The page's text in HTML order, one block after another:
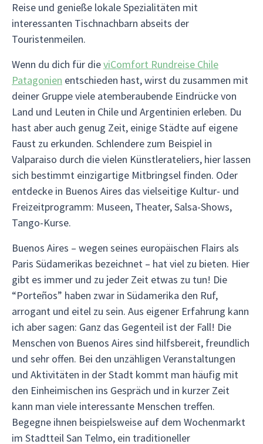
Reise und genieße lokale Spezialitäten mit
interessanten Tischnachbarn abseits der
Touristenmeilen.
Wenn du dich für dieviComfort Rundreise Chile
Patagonien entschieden hast, wirst du zusammen mit
deiner Gruppe viele atemberaubende Eindrücke von
Land und Leuten in Chile und Argentinien erleben. Du
hast aber auch genug Zeit, einige Städte auf eigene
Faust zu erkunden. Schlendere zum Beispiel in
Valparaiso durch die vielen Künstlerateliers, hier lassen
sich bestimmt einzigartige Mitbringsel finden. Oder
entdecke in Buenos Aires das vielseitige Kultur- und
Freizeitprogramm: Museen, Theater, Salsa-Shows,
Tango-Kurse.
Buenos Aires – wegen seines europäischen Flairs als
Paris Südamerikas bezeichnet – hat viel zu bieten. Hier
gibt es immer und zu jeder Zeit etwas zu tun! Die
“Porteños” haben zwar in Südamerika den Ruf,
arrogant und eitel zu sein. Aus eigener Erfahrung kann
ich aber sagen: Ganz das Gegenteil ist der Fall! Die
Menschen von Buenos Aires sind hilfsbereit, freundlich
und sehr offen. Bei den unzähligen Veranstaltungen
und Aktivitäten in der Stadt kommt man häufig mit
den Einheimischen ins Gespräch und in kurzer Zeit
kann man viele interessante Menschen treffen.
Begegne ihnen beispielsweise auf dem Wochenmarkt
im Stadtteil San Telmo, ein traditioneller